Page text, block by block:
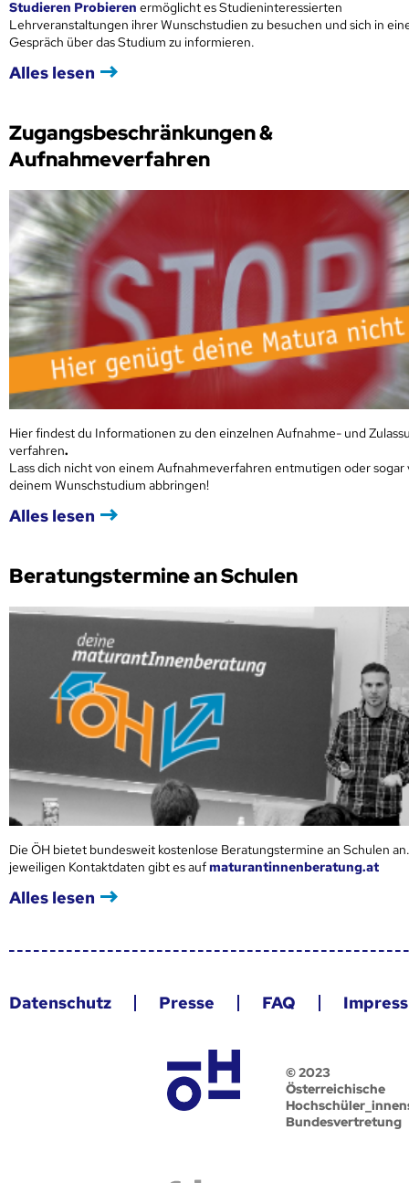
Studieren Probieren ermöglicht es Studieninteressierten
Lehrveranstaltungen ihrer Wunschstudien zu besuchen und sich in
Gespräch über das Studium zu informieren.
Alles lesen
Zugangsbeschränkungen &
Aufnahmeverfahren
Hier findest du Informationen zu den einzelnen Aufnahme- und
verfahren.
Lass dich nicht von einem Aufnahmeverfahren entmutigen oder sogar
deinem Wunschstudium abbringen!
Alles lesen
Beratungstermine an Schulen
Die ÖH bietet bundesweit kostenlose Beratungstermine an Schulen
jeweiligen Kontaktdaten gibt es aufmaturantinnenberatung.at
Alles lesen
Datenschutz Presse FAQ
© 2023
Österreichische
Bundesvertretung